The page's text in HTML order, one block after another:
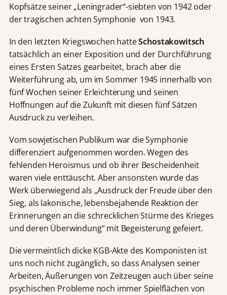
Kopfsätze seiner „Leningrader“-siebten von 1942 oder
der tragischen achten Symphonie von 1943.
In den letzten Kriegswochen hatteSchostakowitsch
tatsächlich an einer Exposition und der Durchführung
eines Ersten Satzes gearbeitet, brach aber die
Weiterführung ab, um im Sommer 1945 innerhalb von
fünf Wochen seiner Erleichterung und seinen
Hoffnungen auf die Zukunft mit diesen fünf Sätzen
Ausdruck zu verleihen.
Vom sowjetischen Publikum war die Symphonie
differenziert aufgenommen worden. Wegen des
fehlenden Heroismus und ob ihrer Bescheidenheit
waren viele enttäuscht. Aber ansonsten wurde das
Werk überwiegend als „Ausdruck der Freude über den
Sieg, als lakonische, lebensbejahende Reaktion der
Erinnerungen an die schrecklichen Stürme des Krieges
und deren Überwindung“ mit Begeisterung gefeiert.
Die vermeintlich dicke KGB-Akte des Komponisten ist
uns noch nicht zugänglich, so dass Analysen seiner
Arbeiten, Äußerungen von Zeitzeugen auch über seine
psychischen Probleme noch immer Spielflächen von